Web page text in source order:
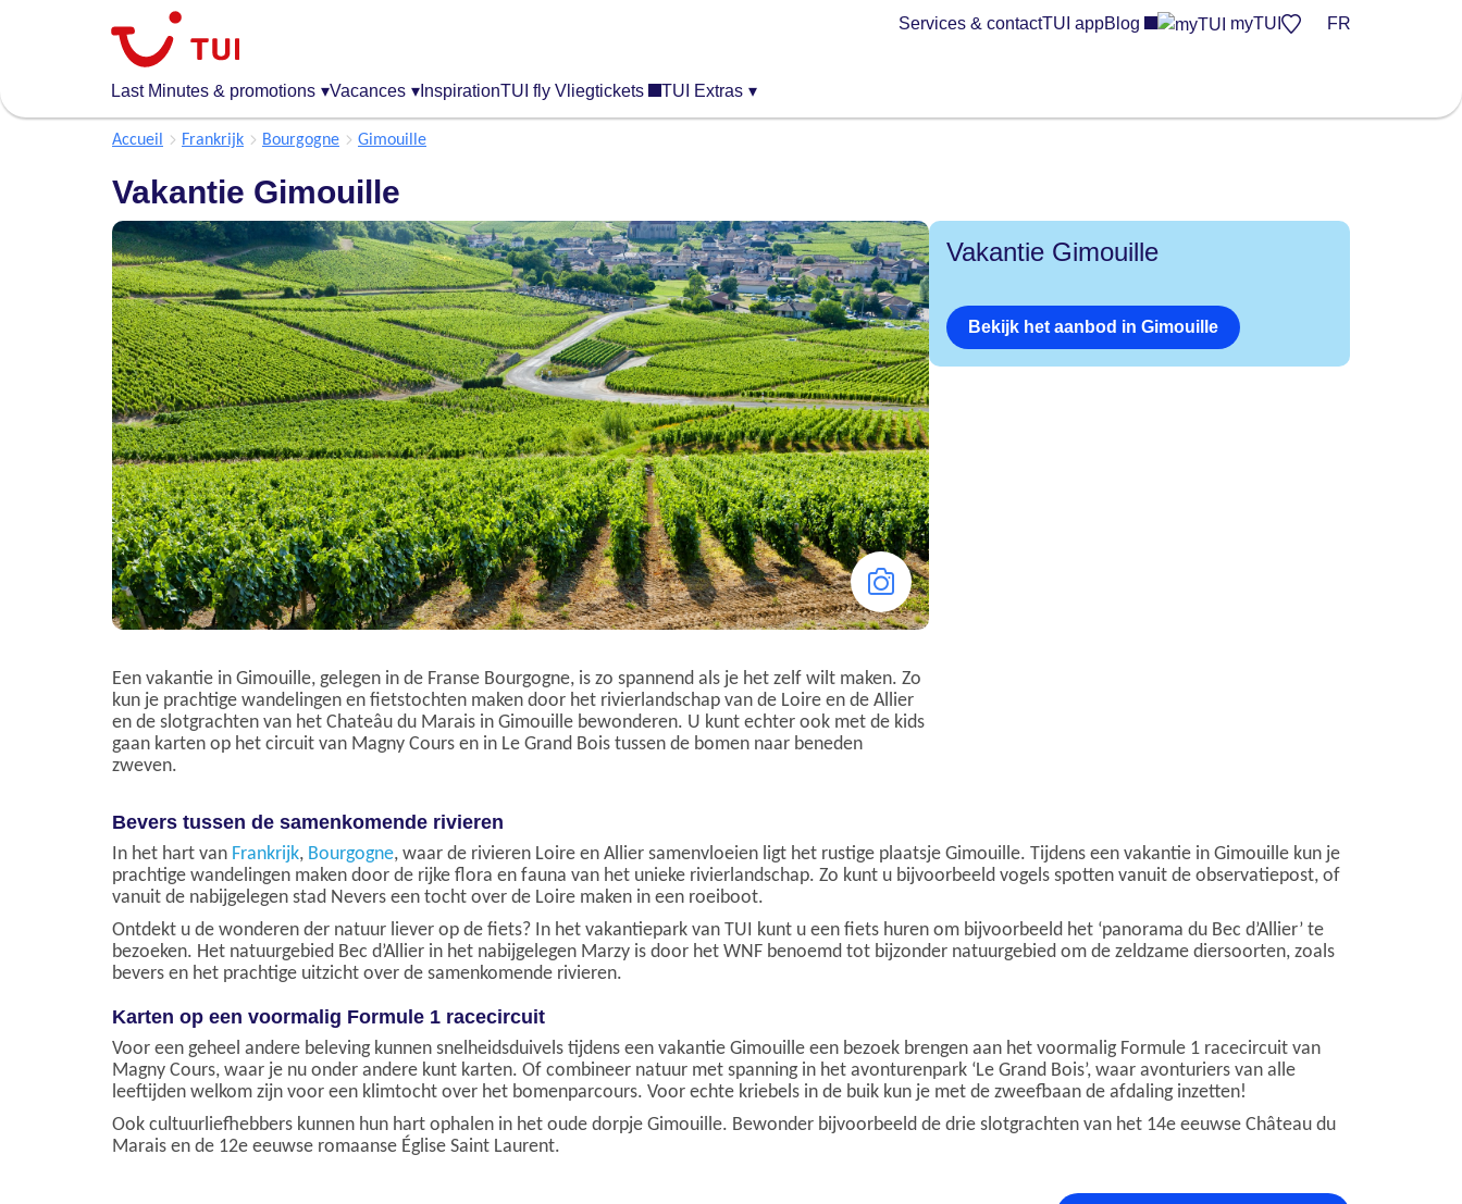
Last Minutes & promotions ▾Vacances ▾ InspirationTUI fly Vliegtickets TUI Extras ▾
Services & contactTUI appBlog myTUI FR
Accueil Frankrijk Bourgogne Gimouille
Vakantie Gimouille
Een vakantie in Gimouille, gelegen in de Franse Bourgogne, is zo spannend als je het zelf wilt maken. Zo
kun je prachtige wandelingen en fietstochten maken door het rivierlandschap van de Loire en de Allier
en de slotgrachten van het Chateâu du Marais in Gimouille bewonderen. U kunt echter ook met de kids
gaan karten op het circuit van Magny Cours en in Le Grand Bois tussen de bomen naar beneden
zweven.
Vakantie Gimouille
Bekijk het aanbod in Gimouille
Bevers tussen de samenkomende rivieren
In het hart van Frankrijk, Bourgogne, waar de rivieren Loire en Allier samenvloeien ligt het rustige plaatsje Gimouille. Tijdens een vakantie in Gimouille kun je
prachtige wandelingen maken door de rijke flora en fauna van het unieke rivierlandschap. Zo kunt u bijvoorbeeld vogels spotten vanuit de observatiepost, of
vanuit de nabijgelegen stad Nevers een tocht over de Loire maken in een roeiboot.
Ontdekt u de wonderen der natuur liever op de fiets? In het vakantiepark van TUI kunt u een fiets huren om bijvoorbeeld het ‘panorama du Bec d’Allier’ te
bezoeken. Het natuurgebied Bec d’Allier in het nabijgelegen Marzy is door het WNF benoemd tot bijzonder natuurgebied om de zeldzame diersoorten, zoals
bevers en het prachtige uitzicht over de samenkomende rivieren.
Karten op een voormalig Formule 1 racecircuit
Voor een geheel andere beleving kunnen snelheidsduivels tijdens een vakantie Gimouille een bezoek brengen aan het voormalig Formule 1 racecircuit van
Magny Cours, waar je nu onder andere kunt karten. Of combineer natuur met spanning in het avonturenpark ‘Le Grand Bois’, waar avonturiers van alle
leeftijden welkom zijn voor een klimtocht over het bomenparcours. Voor echte kriebels in de buik kun je met de zweefbaan de afdaling inzetten!
Ook cultuurliefhebbers kunnen hun hart ophalen in het oude dorpje Gimouille. Bewonder bijvoorbeeld de drie slotgrachten van het 14e eeuwse Château du
Marais en de 12e eeuwse romaanse Église Saint Laurent.